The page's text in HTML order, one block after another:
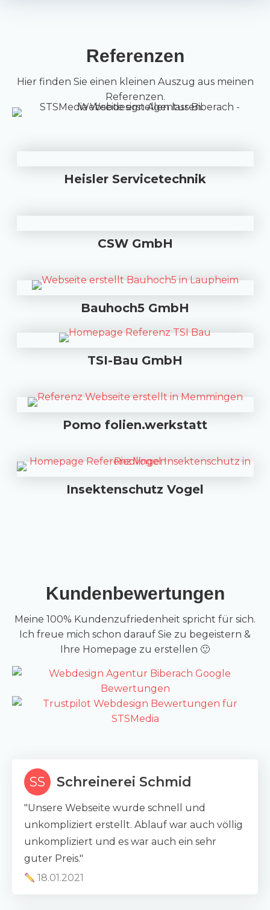
Referenzen
Hier finden Sie einen kleinen Auszug aus meinen
Referenzen.
Heisler Servicetechnik
CSW GmbH
Bauhoch5 GmbH
TSI-Bau GmbH
Pomo folien.werkstatt
Insektenschutz Vogel
Kundenbewertungen
Meine 100% Kundenzufriedenheit spricht für sich.
Ich freue mich schon darauf Sie zu begeistern &
Ihre Homepage zu erstellen 🙂
SS Schreinerei Schmid
"Unsere Webseite wurde schnell und
unkompliziert erstellt. Ablauf war auch völlig
unkompliziert und es war auch ein sehr
guter Preis."
18.01.2021